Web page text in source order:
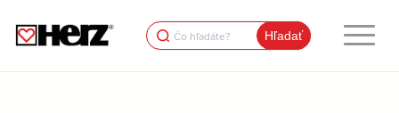
Search
for: